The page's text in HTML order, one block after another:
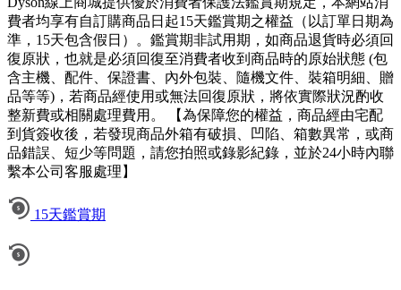
費者均享有自訂購商品日起15天鑑賞期之權益（以訂單日期為
準，15天包含假日）。鑑賞期非試用期，如商品退貨時必須回
復原狀，也就是必須回復至消費者收到商品時的原始狀態 (包
含主機、配件、保證書、內外包裝、隨機文件、裝箱明細、贈
品等等)，若商品經使用或無法回復原狀，將依實際狀況酌收
整新費或相關處理費用。 【為保障您的權益，商品經由宅配
到貨簽收後，若發現商品外箱有破損、凹陷、箱數異常，或商
品錯誤、短少等問題，請您拍照或錄影紀錄，並於24小時內聯
繫本公司客服處理】
15天鑑賞期